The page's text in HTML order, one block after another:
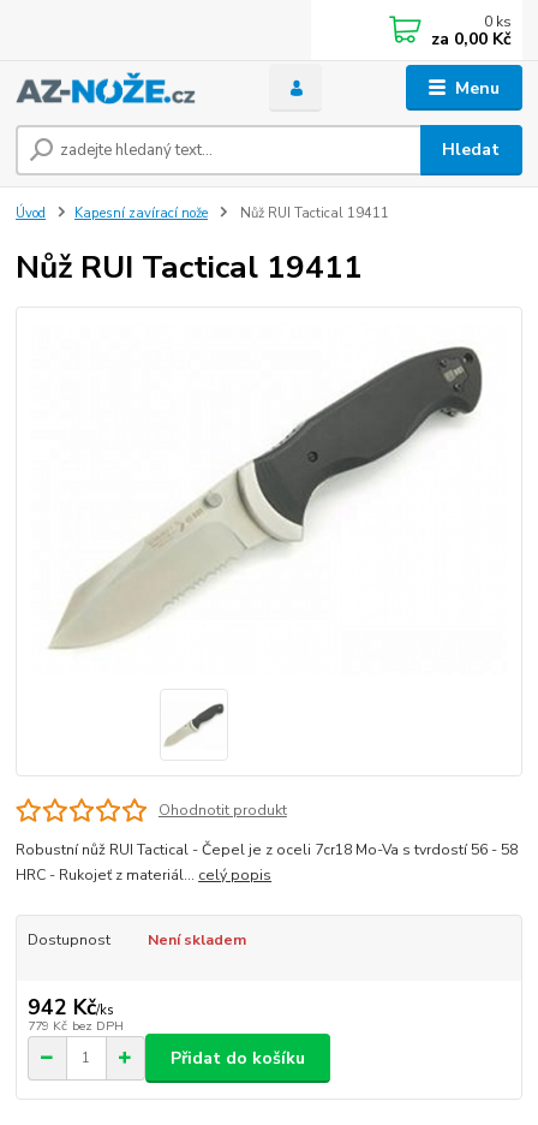
Menu
Hledat
0 ks
za 0,00 Kč
Úvod Kapesní zavírací nože Nůž RUI Tactical 19411
Nůž RUI Tactical 19411
Ohodnotit produkt
Robustní nůž RUI Tactical - Čepel je z oceli 7cr18 Mo-Va s tvrdostí 56 - 58
HRC - Rukojeť z materiál... celý popis
Dostupnost Není skladem
942 Kč/ks
779 Kč bez DPH
Přidat do košíku